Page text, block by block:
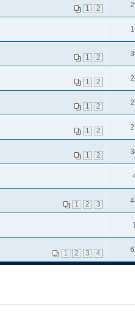
1 2
1 2
1 2
1 2
1 2
1 2
1 2 3
1 2 3 4